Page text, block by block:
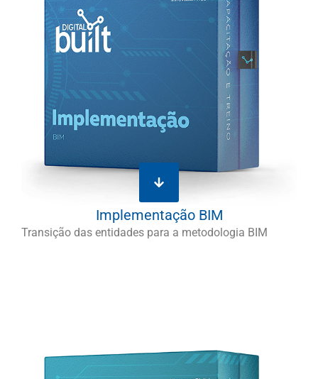
Implementação BIM
Transição das entidades para a metodologia BIM